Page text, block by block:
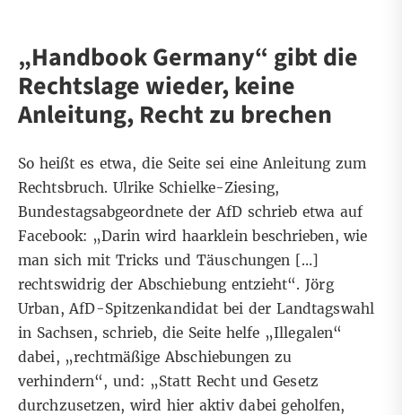
„Handbook Germany“ gibt die
Rechtslage wieder, keine
Anleitung, Recht zu brechen
So heißt es etwa, die Seite sei eine Anleitung zum
Rechtsbruch. Ulrike Schielke-Ziesing,
Bundestagsabgeordnete der AfD schrieb etwa auf
Facebook: „Darin wird haarklein beschrieben, wie
man sich mit Tricks und Täuschungen […]
rechtswidrig der Abschiebung entzieht“.Jörg
Urban, AfD-Spitzenkandidat bei der Landtagswahl
in Sachsen, schrieb, die Seite helfe „Illegalen“
dabei, „rechtmäßige Abschiebungen zu
verhindern“, und: „Statt Recht und Gesetz
durchzusetzen, wird hier aktiv dabei geholfen,